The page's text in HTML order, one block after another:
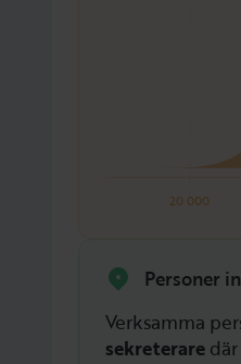
20 000
Personer
Verksamma
sekreterare där